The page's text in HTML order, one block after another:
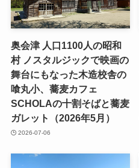
奥会津 人口1100人の昭和
村 ノスタルジックで映画の
舞台にもなった木造校舎の
喰丸小、蕎麦カフェ
SCHOLAの十割そばと蕎麦
ガレット（2026年5月）
2026-07-06